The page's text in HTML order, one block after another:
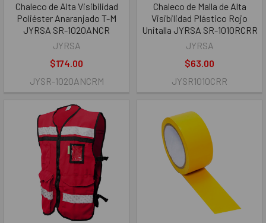
Chaleco de Alta Visibilidad
Poliéster Anaranjado T-M
JYRSA SR-1020ANCR
JYRSA
$174.00
JYSR-1020ANCRM
Chaleco de Malla de Alta
Visibilidad Plástico Rojo
Unitalla JYRSA SR-1010RCRR
JYRSA
$63.00
JYSR1010CRR